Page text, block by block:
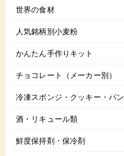
世界の食材
人気銘柄別小麦粉
かんたん手作りキット
チョコレート（メーカー別）
冷凍スポンジ・クッキー・パン
酒・リキュール類
鮮度保持剤・保冷剤